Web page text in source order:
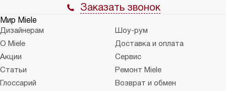
Заказать звонок
Мир Miele
Дизайнерам
Шоу-рум
О Miele
Доставка и оплата
Акции
Сервис
Статьи
Ремонт Miele
Глоссарий
Возврат и обмен